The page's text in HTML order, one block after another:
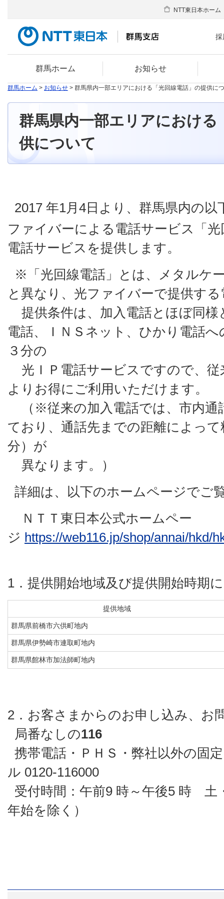
群馬ホーム お知らせ
NTT東日本ホーム
採
群馬ホーム > お知らせ > 群馬県内一部エリアにおける「光回線電話」の提供に
群馬県内一部エリアにおける
供について
2017 年1月4日より、群馬県内の
ファイバーによる電話サービス「光
電話サービスを提供します。
※「光回線電話」とは、メタルケ
と異なり、光ファイバーで提供す
提供条件は、加入電話とほぼ同様
電話、ＩＮＳネット、ひかり電話
３分の
光ＩＰ電話サービスですので、従
よりお得にご利用いただけます。
（※従来の加入電話では、市内通
ており、通話先までの距離によって
分）が
異なります。）
詳細は、以下のホームページでご
ＮＴＴ東日本公式ホームペー
ジ https://web116.jp/shop/annai/hkd/
1．提供開始地域及び提供開始時期
提供地域
群馬県前橋市六供町地内
群馬県伊勢崎市連取町地内
群馬県館林市加法師町地内
2．お客さまからのお申し込み、お
局番なしの116
携帯電話・ＰＨＳ・弊社以外の固
ル 0120-116000
受付時間：午前9 時～午後5 時 土
年始を除く）